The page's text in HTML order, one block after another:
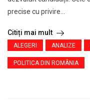
precise cu privire...
Citiți mai mult
ALEGERI ANALIZE
POLITICA DIN ROMÂNIA